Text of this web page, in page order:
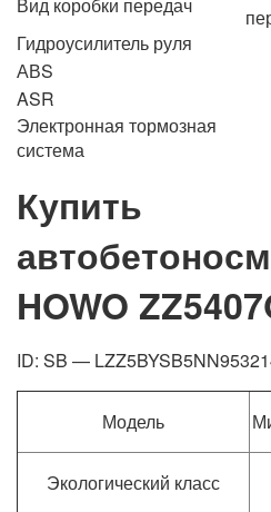
Вид коробки передач
Гидроусилитель руля
АВS
ASR
Электронная тормозная
система
Купить
HOWO
ID: SB —
Модель
Экологический класс